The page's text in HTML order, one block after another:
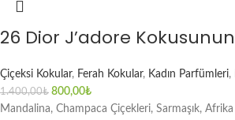
26 Dior J’adore
Çiçeksi Kokular, Ferah Kokular, Kadın Parfümleri,
1.400,00₺ 800,00₺
Mandalina, Champaca Çiçekleri, Sarmaşık,